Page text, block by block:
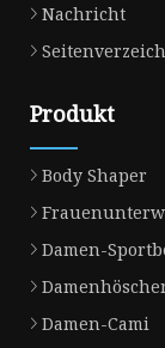
Nachricht
Produkt
Body Shaper
Damen-
Damen-Cami